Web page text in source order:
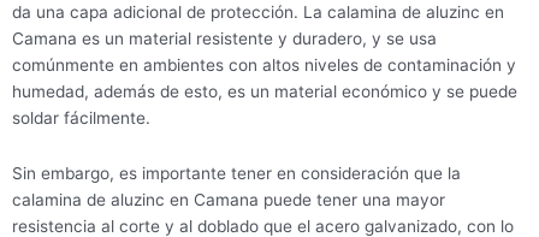
da una capa adicional de protección. La calamina de aluzinc en
Camana es un material resistente y duradero, y se usa
comúnmente en ambientes con altos niveles de contaminación y
humedad, además de esto, es un material económico y se puede
soldar fácilmente.
Sin embargo, es importante tener en consideración que la
calamina de aluzinc en Camana puede tener una mayor
resistencia al corte y al doblado que el acero galvanizado, con lo